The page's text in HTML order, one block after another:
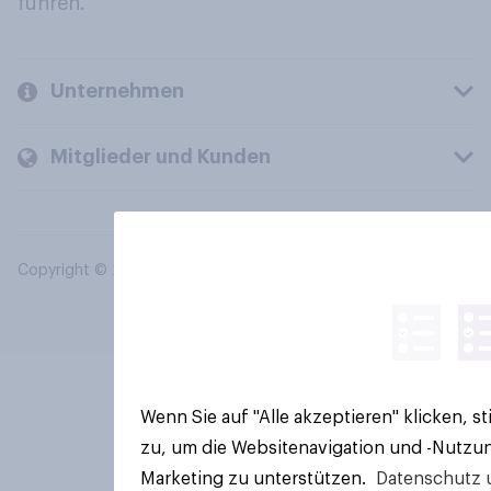
Unternehmen
Mitglieder und Kunden
Copyright © 2026 YouGov PLC. Alle Rechte vorbehalten.
Wenn Sie auf "Alle akzeptieren" klicken,
zu, um die Websitenavigation und -
Marketing zu unterstützen.
Datenschutz